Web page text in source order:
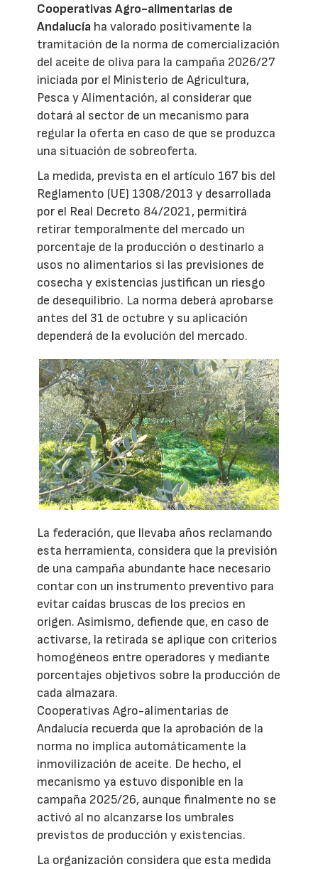
Cooperativas Agro-alimentarias de
Andalucía ha valorado positivamente la
tramitación de la norma de comercialización
del aceite de oliva para la campaña 2026/27
iniciada por el Ministerio de Agricultura,
Pesca y Alimentación, al considerar que
dotará al sector de un mecanismo para
regular la oferta en caso de que se produzca
una situación de sobreoferta.
La medida, prevista en el artículo 167 bis del
Reglamento (UE) 1308/2013 y desarrollada
por el Real Decreto 84/2021, permitirá
retirar temporalmente del mercado un
porcentaje de la producción o destinarlo a
usos no alimentarios si las previsiones de
cosecha y existencias justifican un riesgo
de desequilibrio. La norma deberá aprobarse
antes del 31 de octubre y su aplicación
dependerá de la evolución del mercado.
La federación, que llevaba años reclamando
esta herramienta, considera que la previsión
de una campaña abundante hace necesario
contar con un instrumento preventivo para
evitar caídas bruscas de los precios en
origen. Asimismo, defiende que, en caso de
activarse, la retirada se aplique con criterios
homogéneos entre operadores y mediante
porcentajes objetivos sobre la producción de
cada almazara.
Cooperativas Agro-alimentarias de
Andalucía recuerda que la aprobación de la
norma no implica automáticamente la
inmovilización de aceite. De hecho, el
mecanismo ya estuvo disponible en la
campaña 2025/26, aunque finalmente no se
activó al no alcanzarse los umbrales
previstos de producción y existencias.
La organización considera que esta medida